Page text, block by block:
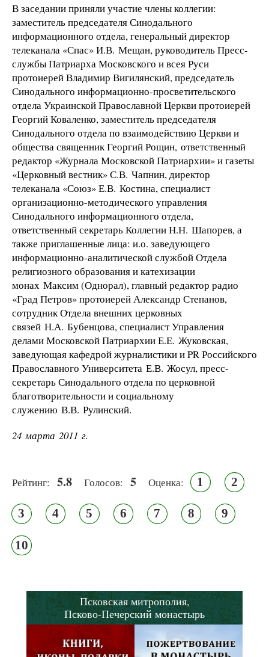
В заседании приняли участие члены коллегии:
заместитель председателя Синодального
информационного отдела, генеральный директор
телеканала «Спас» И.В. Мещан, руководитель Пресс-
службы Патриарха Московского и всея Руси
протоиерей Владимир Вигилянский, председатель
Синодального информационно-просветительского
отдела Украинской Православной Церкви протоиерей
Георгий Коваленко, заместитель председателя
Синодального отдела по взаимодействию Церкви и
общества священник Георгий Рощин, ответственный
редактор «Журнала Московской Патриархии» и газеты
«Церковный вестник» С.В. Чапнин, директор
телеканала «Союз» Е.В. Костина, специалист
организационно-методического управления
Синодального информационного отдела,
ответственный секретарь Коллегии Н.Н. Шапорев, а
также приглашенные лица: и.о. заведующего
информационно-аналитической службой Отдела
религиозного образования и катехизации
монах Максим (Однорал), главный редактор радио
«Град Петров» протоиерей Александр Степанов,
сотрудник Отдела внешних церковных
связей Н.А. Бубенцова, специалист Управления
делами Московской Патриархии Е.Е. Жуковская,
заведующая кафедрой журналистики и PR Российского
Православного Университета Е.В. Жосул, пресс-
секретарь Синодального отдела по церковной
благотворительности и социальному
служению В.В. Рулинский.
24 марта 2011 г.
Рейтинг: 5.8 Голосов: 5 Оценка: 1 2
3 4 5 6 7 8 9
10
Псковская митрополия,
Псково-Печерский монастырь